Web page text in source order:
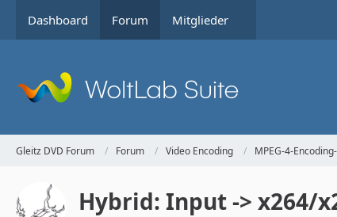
Dashboard Forum Mitglieder
Gleitz DVD Forum Forum Video Encoding MPEG-4-
Hybrid: Input -> x264/